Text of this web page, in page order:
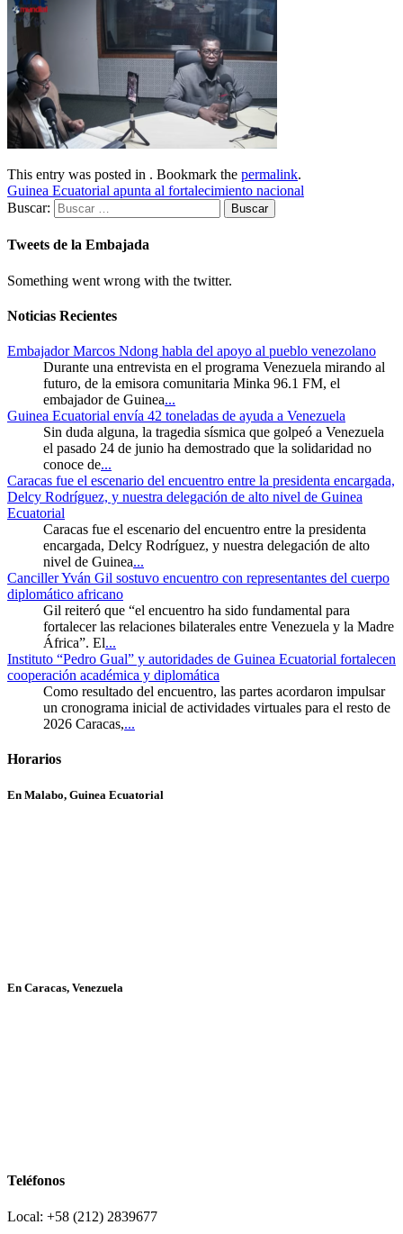
This entry was posted in . Bookmark the permalink.
Guinea Ecuatorial apunta al fortalecimiento nacional
Buscar:
Tweets de la Embajada
Something went wrong with the twitter.
Noticias Recientes
Embajador Marcos Ndong habla del apoyo al pueblo venezolano
Durante una entrevista en el programa Venezuela mirando al
futuro, de la emisora comunitaria Minka 96.1 FM, el
embajador de Guinea...
Guinea Ecuatorial envía 42 toneladas de ayuda a Venezuela
Sin duda alguna, la tragedia sísmica que golpeó a Venezuela
el pasado 24 de junio ha demostrado que la solidaridad no
conoce de...
Caracas fue el escenario del encuentro entre la presidenta encargada,
Delcy Rodríguez, y nuestra delegación de alto nivel de Guinea
Ecuatorial
Caracas fue el escenario del encuentro entre la presidenta
encargada, Delcy Rodríguez, y nuestra delegación de alto
nivel de Guinea...
Canciller Yván Gil sostuvo encuentro con representantes del cuerpo
diplomático africano
Gil reiteró que “el encuentro ha sido fundamental para
fortalecer las relaciones bilaterales entre Venezuela y la Madre
África”. El...
Instituto “Pedro Gual” y autoridades de Guinea Ecuatorial fortalecen
cooperación académica y diplomática
Como resultado del encuentro, las partes acordaron impulsar
un cronograma inicial de actividades virtuales para el resto de
2026 Caracas,...
Horarios
En Malabo, Guinea Ecuatorial
En Caracas, Venezuela
Teléfonos
Local: +58 (212) 2839677